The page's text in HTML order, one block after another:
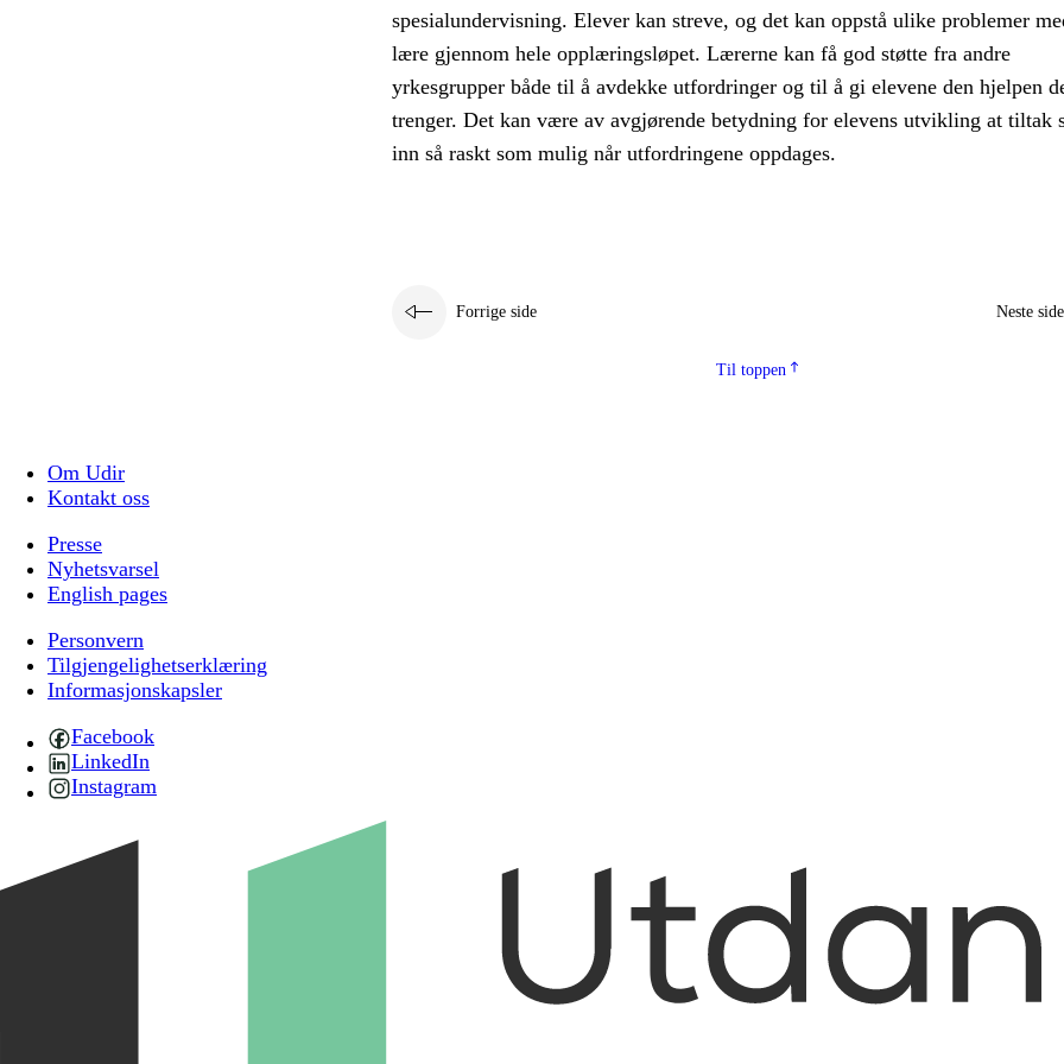
spesialundervisning. Elever kan streve, og det kan oppstå ulike problemer
lære gjennom hele opplæringsløpet. Lærerne kan få god støtte fra andre
yrkesgrupper både til å avdekke utfordringer og til å gi elevene den hjelpen
trenger. Det kan være av avgjørende betydning for elevens utvikling at tiltak
inn så raskt som mulig når utfordringene oppdages.
Forrige side Neste side
Til toppen
Om Udir
Kontakt oss
Presse
Nyhetsvarsel
English pages
Personvern
Tilgjengelighetserklæring
Informasjonskapsler
Facebook
LinkedIn
Instagram